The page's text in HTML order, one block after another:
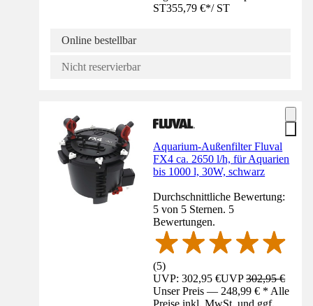
ST355,79 €*/ ST
Online bestellbar
Nicht reservierbar
Aquarium-Außenfilter Fluval
FX4 ca. 2650 l/h, für Aquarien
bis 1000 l, 30W, schwarz
Durchschnittliche Bewertung:
5 von 5 Sternen. 5
Bewertungen.
(5)
UVP: 302,95 €UVP302,95 €
Unser Preis — 248,99 € * Alle
Preise inkl. MwSt. und ggf.